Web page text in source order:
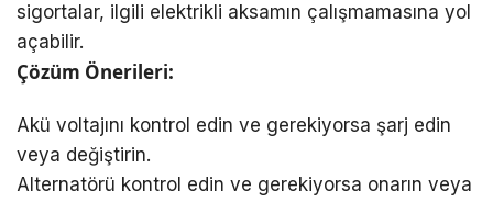
sigortalar, ilgili elektrikli aksamın çalışmamasına yol
açabilir.
Çözüm Önerileri:
Akü voltajını kontrol edin ve gerekiyorsa şarj edin
veya değiştirin.
Alternatörü kontrol edin ve gerekiyorsa onarın veya